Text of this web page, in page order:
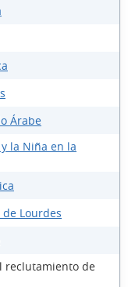
Árabe
la Niña en la
Lourdes
reclutamiento de